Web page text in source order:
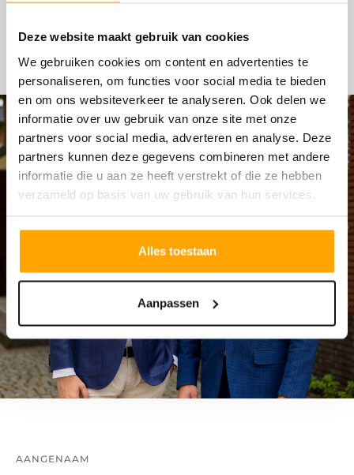
Deze website maakt gebruik van cookies
We gebruiken cookies om content en advertenties te
personaliseren, om functies voor social media te bieden
en om ons websiteverkeer te analyseren. Ook delen we
informatie over uw gebruik van onze site met onze
partners voor social media, adverteren en analyse. Deze
partners kunnen deze gegevens combineren met andere
informatie die u aan ze heeft verstrekt of die ze hebben
verzameld op basis van uw gebruik van hun services.
Alles toestaan
Aanpassen
AANGENAAM